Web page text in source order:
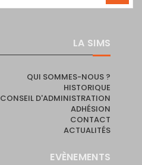
LA SIMS
QUI SOMMES-NOUS ?
HISTORIQUE
CONSEIL D'ADMINISTRATION
ADHÉSION
CONTACT
ACTUALITÉS
EVÈNEMENTS